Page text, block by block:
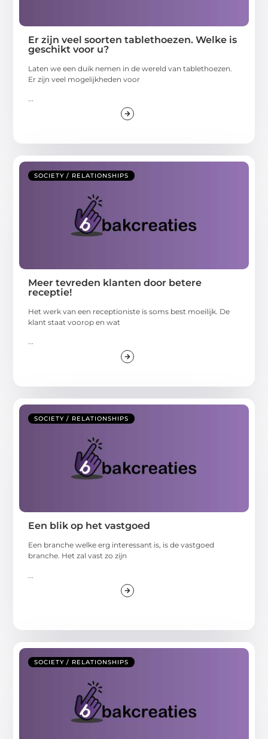
Er zijn veel soorten tablethoezen. Welke is
geschikt voor u?
Laten we een duik nemen in de wereld van tablethoezen.
Er zijn veel mogelijkheden voor
SOCIETY / RELATIONSHIPS
Meer tevreden klanten door betere
receptie!
Het werk van een receptioniste is soms best moeilijk. De
klant staat voorop en wat
...
SOCIETY / RELATIONSHIPS
Een blik op het vastgoed
Een branche welke erg interessant is, is de vastgoed
branche. Het zal vast zo zijn
SOCIETY / RELATIONSHIPS